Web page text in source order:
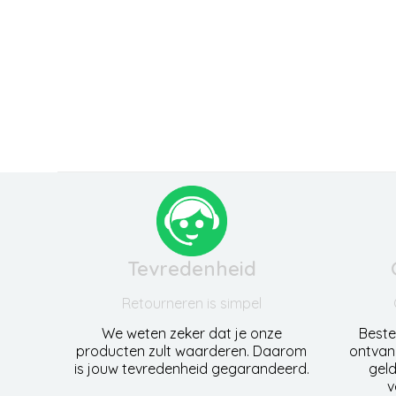
Tevredenheid
Retourneren is simpel
We weten zeker dat je onze
producten zult waarderen. Daarom
is jouw tevredenheid gegarandeerd.